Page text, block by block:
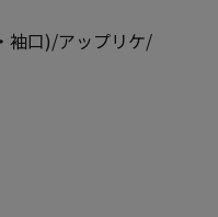
袖口)/アップリケ/